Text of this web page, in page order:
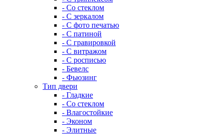
- Со стеклом
- С зеркалом
- С фото печатью
- С патиной
- С гравировкой
- С витражом
- С росписью
- Бевелс
- Фьюзинг
Тип двери
- Гладкие
- Со стеклом
- Влагостойкие
- Эконом
- Элитные